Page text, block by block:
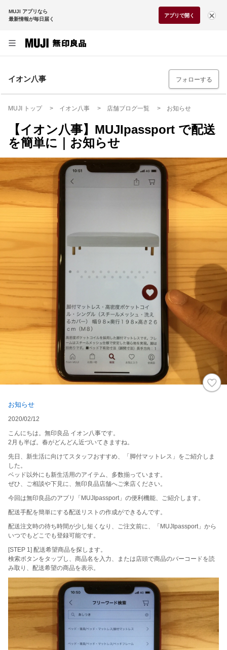
MUJI アプリなら
最新情報が毎日届く
アプリで開く
イオン八事 フォローする
MUJI トップ イオン八事 店舗ブログ一覧 お知らせ
【イオン八事】MUJIpassport で配送
を簡単に｜お知らせ
お知らせ
2020/02/12
こんにちは。無印良品 イオン八事です。
2月も半ば。春がどんどん近づいてきますね。
先日、新生活に向けてスタッフおすすめ、「脚付マットレス」をご紹介しま
した。
ベッド以外にも新生活用のアイテム、多数揃っています。
ぜひ、ご相談や下見に、無印良品店舗へご来店ください。
今回は無印良品のアプリ「MUJIpassport」の便利機能、ご紹介します。
配送手配を簡単にする配送リストの作成ができるんです。
配送注文時の待ち時間が少し短くなり、ご注文前に、「MUJIpassport」から
いつでもどこでも登録可能です。
[STEP 1] 配送希望商品を探します。
検索ボタンをタップし、商品名を入力、または店頭で商品のバーコードを読
み取り、配送希望の商品を表示。